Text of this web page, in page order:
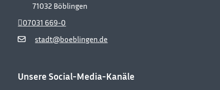
71032 Böblingen
stadt@boeblingen.de
07031 669-0
Unsere Social-Media-Kanäle